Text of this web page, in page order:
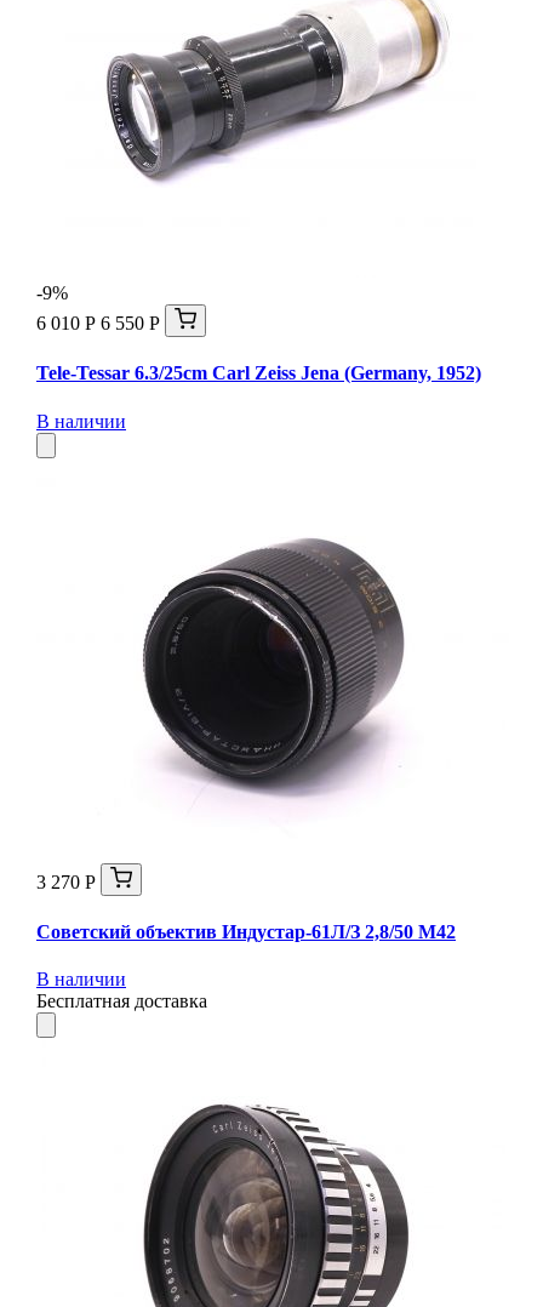
-9%
6 010 Р 6 550 Р
Tele-Tessar 6.3/25cm Carl Zeiss Jena (Germany, 1952)
В наличии
3 270 Р
Советский объектив Индустар-61Л/З 2,8/50 М42
В наличии
Бесплатная доставка